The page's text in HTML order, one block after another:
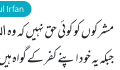
Irfan
مشرکوں کو کوئی حق نہیں کہ وہ
جبکہ یہ خود اپنے کفر کے گواہ